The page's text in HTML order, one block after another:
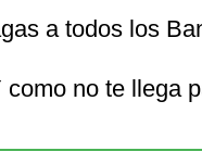
a todos los
como no te llega